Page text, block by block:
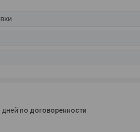
дней по договоренности